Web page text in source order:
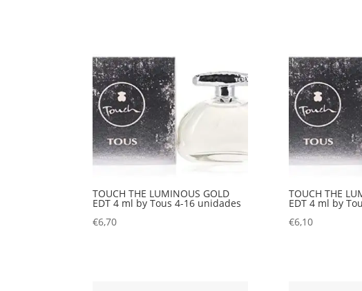
TOUCH THE LUMINOUS GOLD
EDT 4 ml by Tous 4-16 unidades
€6,70
TOUCH THE
EDT 4 ml by
€6,10